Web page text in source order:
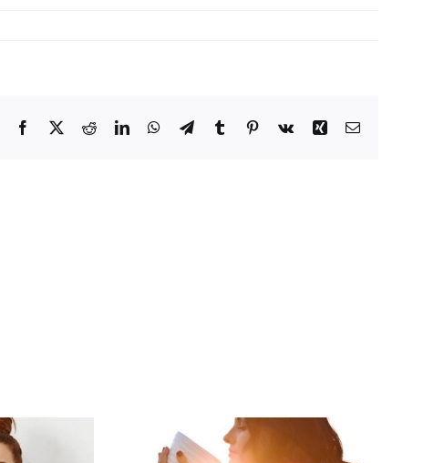
Facebook
X RedditLinkedInWhatsApp
TelegramTumblr Pinterest
Vk Xing Correo